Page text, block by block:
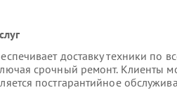
доставку техники по
срочный ремонт. Клиенты
постгарантийное